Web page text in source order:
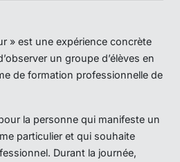
» est une expérience concrète
un groupe d’élèves en
de formation professionnelle de
la personne qui manifeste un
particulier et qui souhaite
Durant la journée,